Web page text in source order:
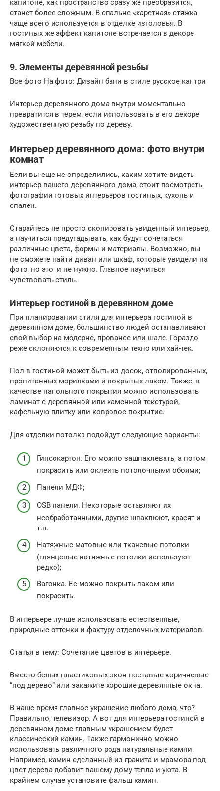
капитоне, как пространство сразу же преобразится,
станет более сложным. В спальне «каретная» стяжка
чаще всего используется в отделке изголовья. В
гостиных же эффект капитоне встречается в декоре
мягкой мебели.
9. Элементы деревянной резьбы
Все фото На фото: Дизайн бани в стиле русское кантри
Интерьер деревянного дома внутри моментально
превратится в терем, если использовать в его декоре
художественную резьбу по дереву.
Интерьер деревянного дома: фото внутри
комнат
Если вы еще не определились, каким хотите видеть
интерьер вашего деревянного дома, стоит посмотреть
фотографии готовых интерьеров гостиных, кухонь и
спален.
Старайтесь не просто скопировать увиденный интерьер,
а научиться предугадывать, как будут сочетаться
различные цвета, формы и материалы. Возможно, вы
не сможете найти диван или шкаф, которые увидели на
фото, но это и не нужно. Главное научиться
чувствовать стиль.
Интерьер гостиной в деревянном доме
При планировании стиля для интерьера гостиной в
деревянном доме, большинство людей останавливают
свой выбор на модерне, провансе или шале. Гораздо
реже склоняются к современным техно или хай-тек.
Пол в гостиной может быть из досок, отполированных,
пропитанных морилками и покрытых лаком. Также, в
качестве напольного покрытия можно использовать
ламинат с деревянной или каменной текстурой,
кафельную плитку или ковровое покрытие.
Для отделки потолка подойдут следующие варианты:
Гипсокартон. Его можно зашпаклевать, а потом
покрасить или оклеить потолочными обоями;
Панели МДФ;
OSB панели. Некоторые оставляют их
необработанными, другие шпаклюют, красят и
т.п.
Натяжные матовые или тканевые потолки
(глянцевые натяжные потолки используют
редко);
Вагонка. Ее можно покрыть лаком или
покрасить.
В интерьере лучше использовать естественные,
природные оттенки и фактуру отделочных материалов.
Статья в тему: Сочетание цветов в интерьере.
Вместо белых пластиковых окон поставьте коричневые
“под дерево” или закажите хорошие деревянные окна.
В наше время главное украшение любого дома, что?
Правильно, телевизор. А вот для интерьера гостиной в
деревянном доме главным украшением будет
классический камин. Также гармонично можно
использовать различного рода натуральные камни.
Например, камин сделанный из гранита и мрамора под
цвет дерева добавит вашему дому тепла и уюта. В
крайнем случае установите фальш камин.